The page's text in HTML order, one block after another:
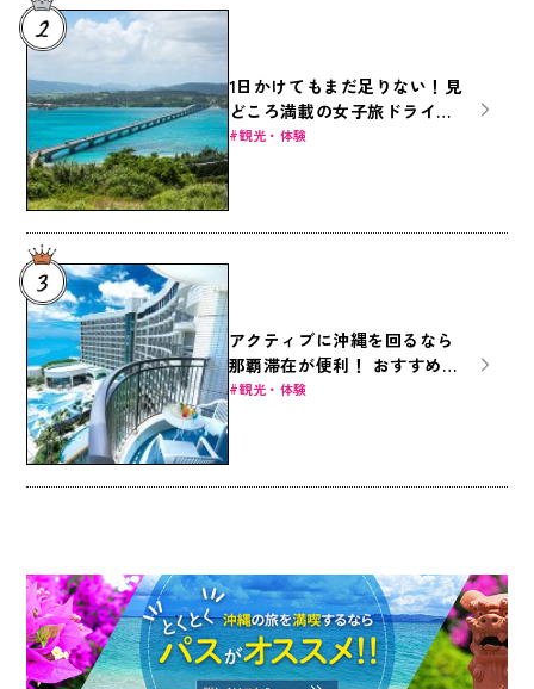
1日かけてもまだ足りない！見
どころ満載の女子旅ドライブ
～本島北部編～
観光・体験
アクティブに沖縄を回るなら
那覇滞在が便利！ おすすめ那
覇ホテル8選
観光・体験